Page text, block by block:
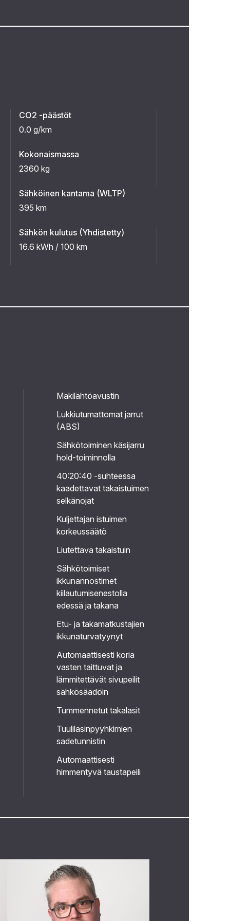
CO2 -päästöt
0.0 g/km
Kokonaismassa
2360 kg
Sähköinen kantama (WLTP)
395 km
Sähkön kulutus (Yhdistetty)
16.6 kWh / 100 km
Mäkilähtöavustin
Lukkiutumattomat jarrut
(ABS)
Sähkötoiminen käsijarru
hold-toiminnolla
40:20:40 -suhteessa
kaadettavat takaistuimen
selkänojat
Kuljettajan istuimen
korkeussäätö
Liutettava takaistuin
Sähkötoimiset
ikkunannostimet
kiilautumisenestolla
edessä ja takana
Etu- ja takamatkustajien
ikkunaturvatyynyt
Automaattisesti koria
vasten taittuvat ja
lämmitettävät sivupeilit
sähkösäädöin
Tummennetut takalasit
Tuulilasinpyyhkimien
sadetunnistin
Automaattisesti
himmentyvä taustapeili